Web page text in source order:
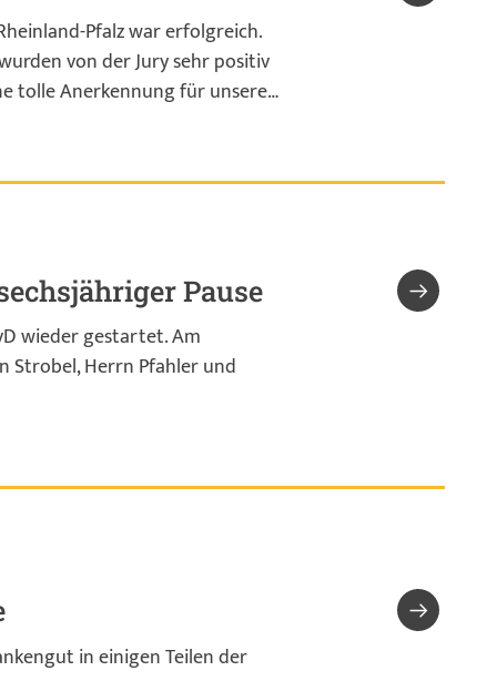
Pfalz war erfolgreich.
von der Jury sehr positiv
tolle Anerkennung für unsere…
Pause
wieder gestartet. Am
Strobel, Herrn Pfahler und
in einigen Teilen der